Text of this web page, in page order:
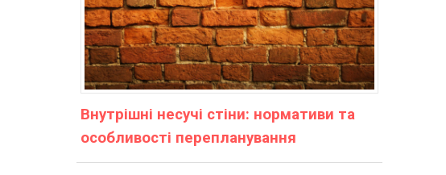
Внутрішні несучі стіни: нормативи та
особливості перепланування